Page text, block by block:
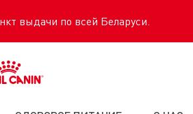
выдачи по всей Беларуси.